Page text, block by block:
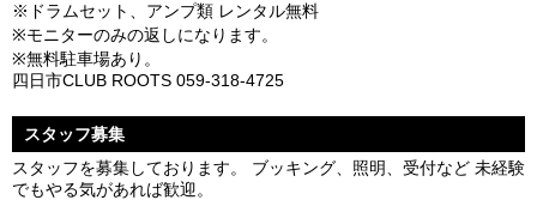
※ドラムセット、アンプ類 レンタル無料
※モニターのみの返しになります。
※無料駐車場あり。
四日市CLUB ROOTS 059-318-4725
スタッフ募集
スタッフを募集しております。 ブッキング、照明、受付など 未経験
でもやる気があれば歓迎。